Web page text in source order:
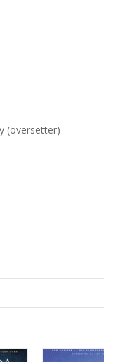
(oversetter)